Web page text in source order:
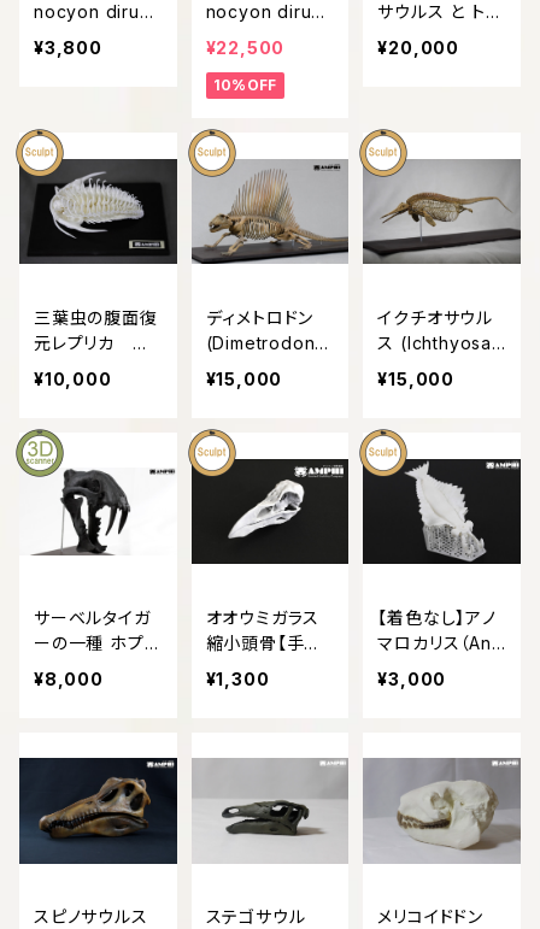
nocyon dirus)
復元頭骨模型
8㎝サイズ
¥3,800
nocyon dirus)
復元等倍頭骨
模型
¥22,500
10%OFF
サウルス と トリ
ケラトプス 縮小
全身骨格模型【
¥20,000
三葉虫の腹面復
元レプリカ 壁
掛け
¥10,000
ディメトロドン
(Dimetrodon)
復元全身骨格模
¥15,000
イクチオサウル
ス (Ichthyosau
rus) 復元全身
骨格 約10分の1
¥15,000
サーベルタイガ
ーの一種 ホプロ
フォネウス（Hop
lophoneus）等
¥8,000
オオウミガラス
縮小頭骨【手の
ひらサイズ】
¥1,300
【着色なし】アノ
マロカリス（Ano
malocaris）縮小
全身模型
¥3,000
スピノサウルス
ステゴサウル
メリコイドドン